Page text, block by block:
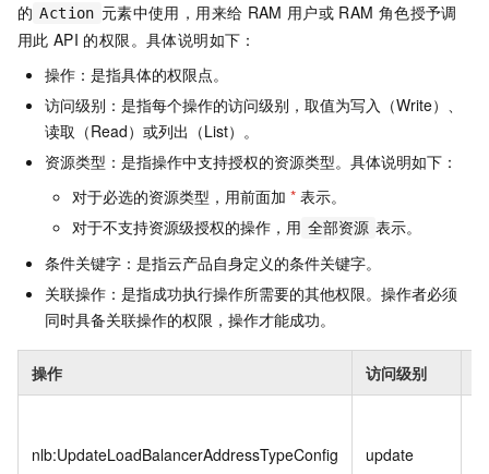
的 Action 元素中使用，用来给 RAM 用户或 RAM 角色授予调
用此 API 的权限。具体说明如下：
操作：是指具体的权限点。
访问级别：是指每个操作的访问级别，取值为写入（Write）、
读取（Read）或列出（List）。
资源类型：是指操作中支持授权的资源类型。具体说明如下：
对于必选的资源类型，用前面加 * 表示。
对于不支持资源级授权的操作，用 全部资源 表示。
条件关键字：是指云产品自身定义的条件关键字。
关联操作：是指成功执行操作所需要的其他权限。操作者必须
同时具备关联操作的权限，操作才能成功。
操作 访问级别
nlb:UpdateLoadBalancerAddressTypeConfig update